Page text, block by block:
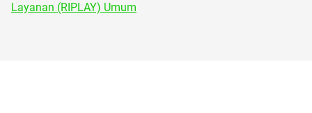
Layanan (RIPLAY) Umum